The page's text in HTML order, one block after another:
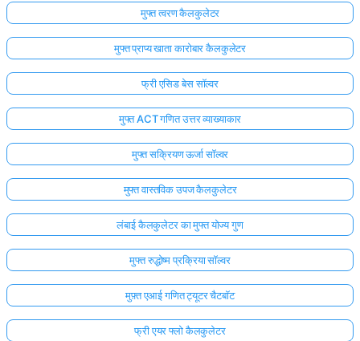
मुफ्त त्वरण कैलकुलेटर
मुफ्त प्राप्य खाता कारोबार कैलकुलेटर
फ्री एसिड बेस सॉल्वर
मुफ्त ACT गणित उत्तर व्याख्याकार
मुफ्त सक्रियण ऊर्जा सॉल्वर
मुफ्त वास्तविक उपज कैलकुलेटर
लंबाई कैलकुलेटर का मुफ्त योज्य गुण
मुफ्त रुद्धोष्म प्रक्रिया सॉल्वर
मुफ़्त एआई गणित ट्यूटर चैटबॉट
फ्री एयर फ्लो कैलकुलेटर